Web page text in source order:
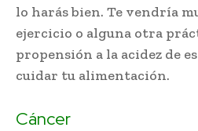
lo harás bien. Te vendría
ejercicio o alguna otra
propensión a la acidez de
cuidar tu alimentación.
Cáncer